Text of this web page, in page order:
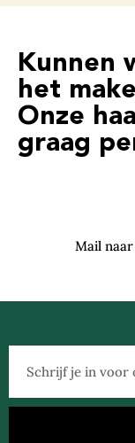
Kunnen
het
Onze
graag
Mail naar